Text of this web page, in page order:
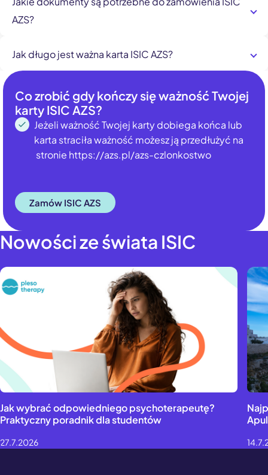
Związku Sportowego.
AZS?
Zdjęcie twarzy w wersji elektronicznej, oraz dokument
który potwierdza, że jesteś uczniem lub studentem
(legitymacja lub zaświadczenie ze szkoły lub uczelni.
Jak długo jest ważna karta ISIC AZS?
październik następnego roku.
Co zrobić gdy kończy się ważność Twojej
karty ISIC AZS?
Jeżeli ważność Twojej karty dobiega końca lub
karta straciła ważność możesz ją przedłużyć na
stronie https://azs.pl/azs-czlonkostwo
Zamów ISIC AZS
Nowości ze świata ISIC
Jak wybrać odpowiedniego psychoterapeutę?
Praktyczny poradnik dla studentów
27.7.2026